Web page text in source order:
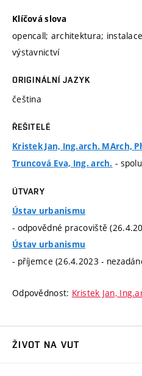
Klíčová slova
opencall; architektura;
výstavnictví
ORIGINÁLNÍ JAZYK
čeština
ŘEŠITELÉ
Kristek Jan, Ing.arch. MArch,
Truncová Eva, Ing. arch. -
ÚTVARY
Ústav urbanismu
- odpovědné pracoviště
Ústav urbanismu
- příjemce (26.4.2023 -
Odpovědnost: Kristek Jan,
ŽIVOT NA VUT